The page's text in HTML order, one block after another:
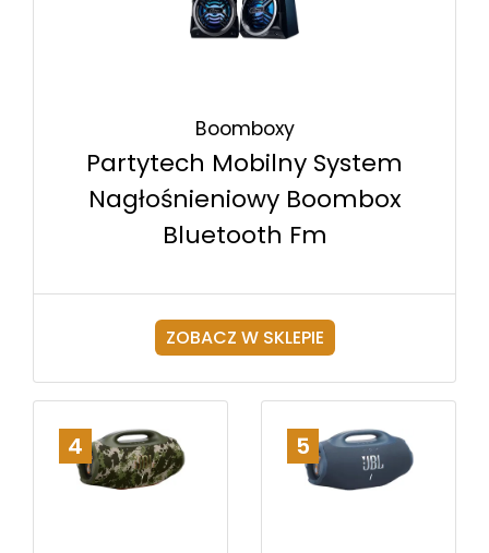
Boomboxy
Partytech Mobilny System
Nagłośnieniowy Boombox
Bluetooth Fm
ZOBACZ W SKLEPIE
4 5